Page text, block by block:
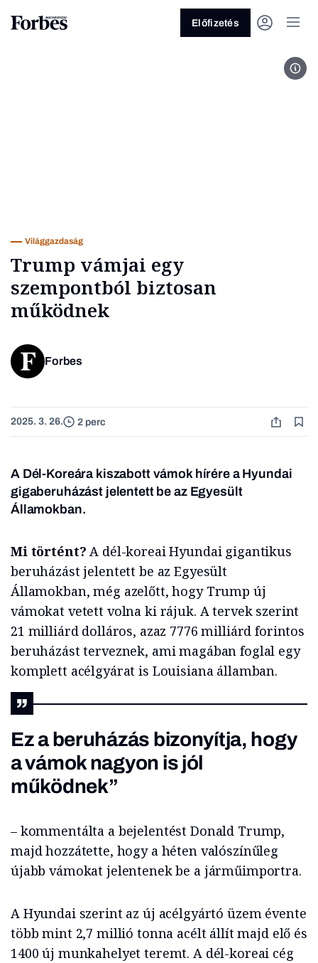
Üzlet
Előfizetés
Világgazdaság
Trump vámjai egy
szempontból biztosan
működnek
Forbes
2025. 3. 26. 2 perc
A Dél-Koreára kiszabott vámok hírére a Hyundai
gigaberuházást jelentett be az Egyesült
Államokban.
Mi történt? A dél-koreai Hyundai gigantikus
beruházást jelentett be az Egyesült
Államokban, még azelőtt, hogy Trump új
vámokat vetett volna ki rájuk. A tervek szerint
21 milliárd dolláros, azaz 7776 milliárd forintos
beruházást terveznek, ami magában foglal egy
komplett acélgyárat is Louisiana államban.
Ez a beruházás bizonyítja, hogy
a vámok nagyon is jól
működnek”
– kommentálta a bejelentést Donald Trump,
majd hozzátette, hogy a héten valószínűleg
újabb vámokat jelentenek be a járműimportra.
A Hyundai szerint az új acélgyártó üzem évente
több mint 2,7 millió tonna acélt állít majd elő és
1400 új munkahelyet teremt. A dél-koreai cég